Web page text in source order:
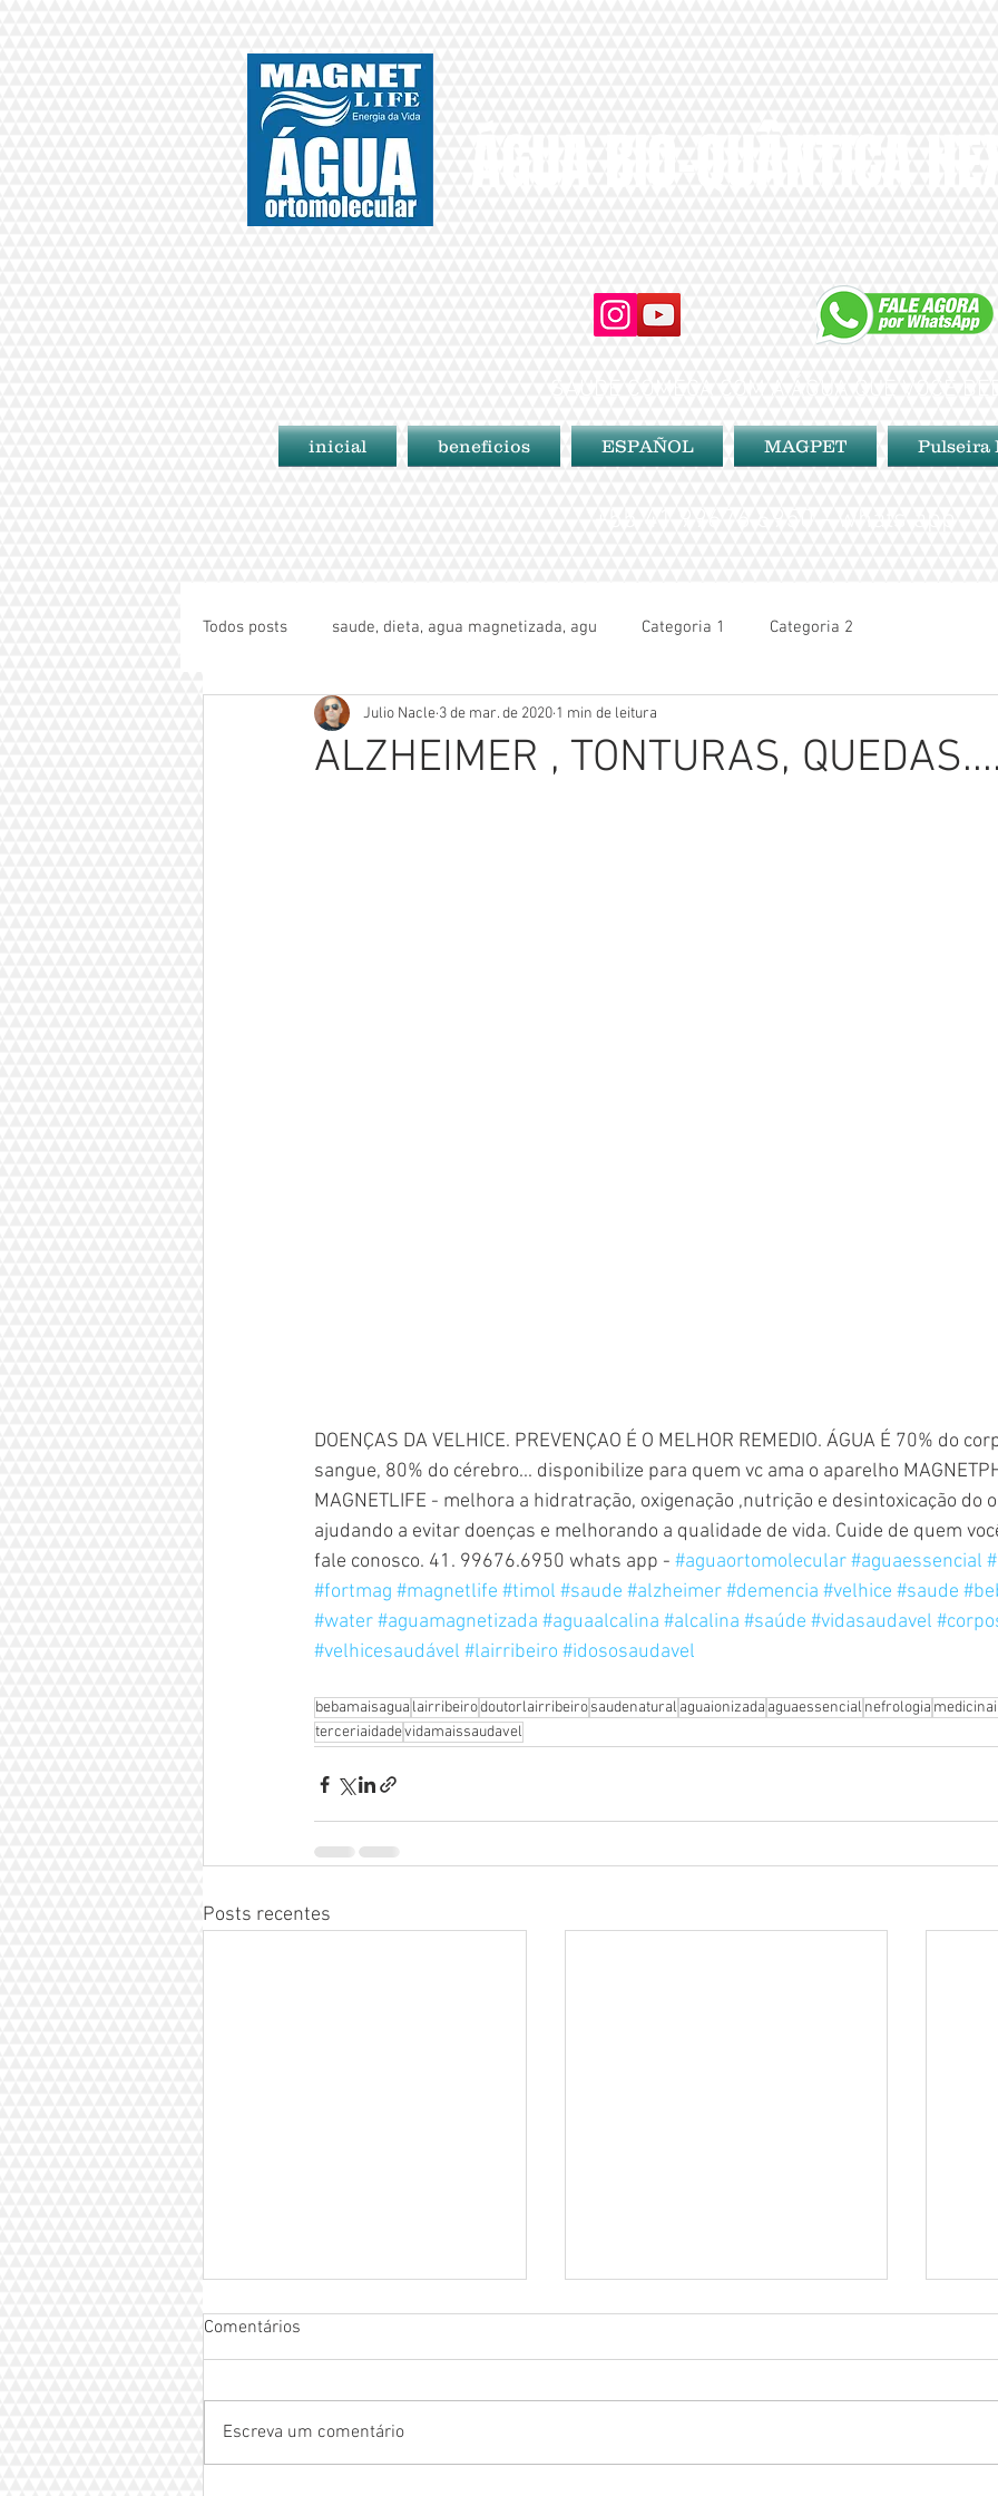
inicial beneficios ESPAÑOL MAGPET Pulseira
Todos posts saude, dieta, agua magnetizada, agu Categoria 1 Categoria 2
ALZHEIMER , TONTURAS,
Julio Nacle 3 de mar. de 2020 1 min de leitura
DOENÇAS DA VELHICE. PREVENÇAO É O MELHOR REMEDIO. ÁGUA É 70% do
sangue, 80% do cérebro... disponibilize para quem vc ama o aparelho
MAGNETLIFE - melhora a hidratração, oxigenação ,nutrição e desintoxicação do
ajudando a evitar doenças e melhorando a qualidade de vida. Cuide de quem
fale conosco. 41. 99676.6950 whats app - #aguaortomolecular#aguaessencial
#fortmag #magnetlife #timol #saude #alzheimer#demencia #velhice #saude
#water#aguamagnetizada #aguaalcalina #alcalina #saúde #vidasaudavel
#velhicesaudável #lairribeiro #idososaudavel
bebamaisagua lairribeirodoutorlairribeirosaudenatural aguaionizada aguaessencial nefrologia
terceriaidadevidamaissaudavel
Posts recentes
Comentários
Escreva um comentário